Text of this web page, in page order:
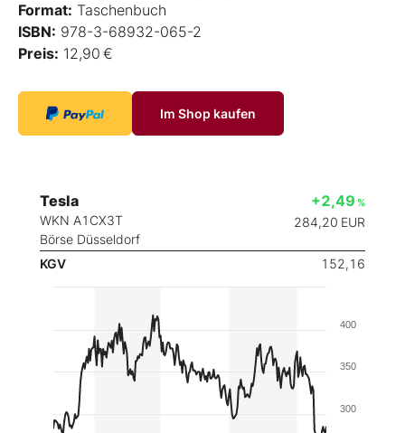
Format: Taschenbuch
ISBN: 978-3-68932-065-2
Preis: 12,90 €
Im Shop kaufen
Tesla
WKN A1CX3T
Börse Düsseldorf
+2,49 %
284,20 EUR
KGV 152,16
300
350
400